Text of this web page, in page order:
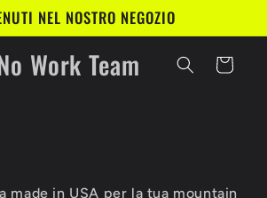
NEL NOSTRO NEGOZIO
Work Team Carrello
made in USA per la tua mountain